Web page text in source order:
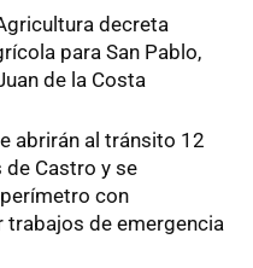
decreta
para San Pablo,
de la Costa
abrirán al tránsito 12
Castro y se
con
de emergencia